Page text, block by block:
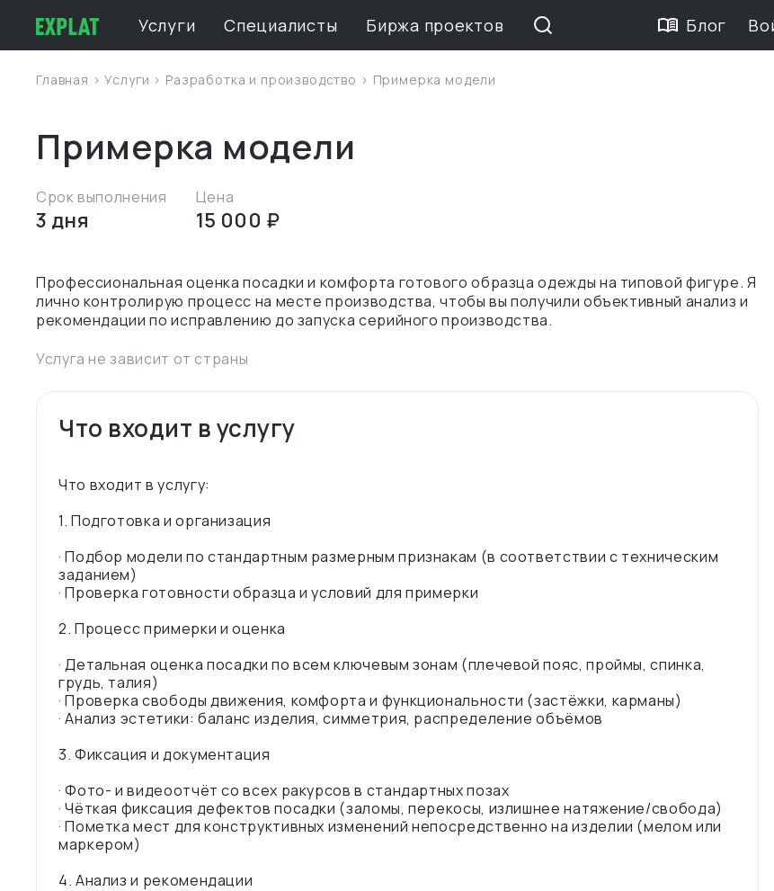
Услуги Специалисты Биржа проектов Блог
Главная >Услуги > Разработка и производство > Примерка модели
Примерка модели
Срок выполнения
3 дня
Цена
15 000 ₽
Профессиональная оценка посадки и комфорта готового образца одежды на типовой фигуре. Я
лично контролирую процесс на месте производства, чтобы вы получили объективный анализ и
Услуга не зависит от страны
Что входит в услугу
Что входит в услугу:
1. Подготовка и организация
· Подбор модели по стандартным размерным признакам (в соответствии с техническим
заданием)
· Проверка готовности образца и условий для примерки
2. Процесс примерки и оценка
· Детальная оценка посадки по всем ключевым зонам (плечевой пояс, проймы, спинка,
грудь, талия)
· Проверка свободы движения, комфорта и функциональности (застёжки, карманы)
· Анализ эстетики: баланс изделия, симметрия, распределение объёмов
3. Фиксация и документация
· Фото- и видеоотчёт со всех ракурсов в стандартных позах
· Чёткая фиксация дефектов посадки (заломы, перекосы, излишнее натяжение/свобода)
· Пометка мест для конструктивных изменений непосредственно на изделии (мелом или
маркером)
4. Анализ и рекомендации